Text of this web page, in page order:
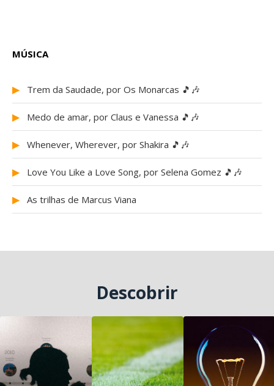
MÚSICA
▶ Trem da Saudade, por Os Monarcas 🎵🎶
▶ Medo de amar, por Claus e Vanessa 🎵🎶
▶ Whenever, Wherever, por Shakira 🎵🎶
▶ Love You Like a Love Song, por Selena Gomez 🎵🎶
▶ As trilhas de Marcus Viana
Descobrir